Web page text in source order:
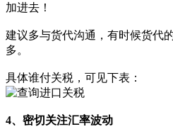
加进去！
建议多与货代沟通，有时候货代
多。
具体谁付关税，可见下表：
4、密切关注汇率波动